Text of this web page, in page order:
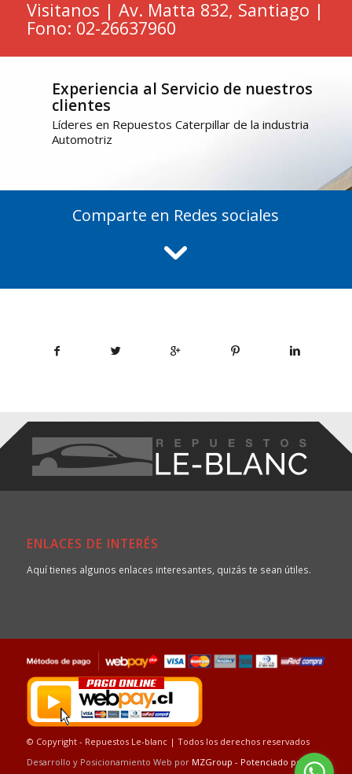
Visitanos | Av. Matta 832, Santiago |
Fono: 02-26637960
Experiencia al Servicio de nuestros
clientes
Líderes en Repuestos Caterpillar de la industria
Automotriz
Comparte en Redes sociales
ENLACES DE INTERÉS
Aquí tienes algunos enlaces interesantes, quizás te sean útiles.
© Copyright - Repuestos Le-blanc | Todos los derechos reservados
Desarrollo y Posicionamiento Web por MZGroup - Potenciado por